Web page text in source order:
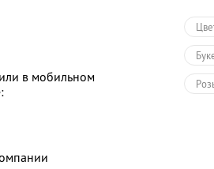
или в мобильном